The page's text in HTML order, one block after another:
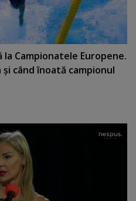
la Campionatele Europene.
când înoată campionul